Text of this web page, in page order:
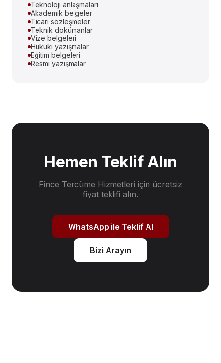
Teknoloji anlaşmaları
Akademik belgeler
Ticari sözleşmeler
Teknik dokümanlar
Vize belgeleri
Hukuki yazışmalar
Eğitim belgeleri
Resmi yazışmalar
Hemen Teklif Alın
Fince Tercüme Hizmetleri için ücretsiz
fiyat teklifi alın.
WhatsApp ile Teklif Al
Bizi Arayın